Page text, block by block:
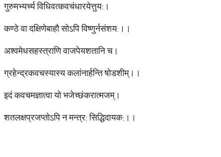
गुरुमभ्यर्च्य विधिवत्कवचंधारयेत्तुय:।
कण्ठे वा दक्षिणेबाहौ सोऽपि विष्णुर्नसंशय:।।
अश्वमेधसहस्त्राणि वाजपेयशतानि च।
ग्रहेन्द्रकवचस्यास्य कलांनार्हन्ति षोडशीम्।।
इदं कवचमज्ञात्वा यो भजेच्छंकरात्मजम्।
शतलक्षप्रजप्तोऽपि न मन्त्र: सिद्धिदायक:।।